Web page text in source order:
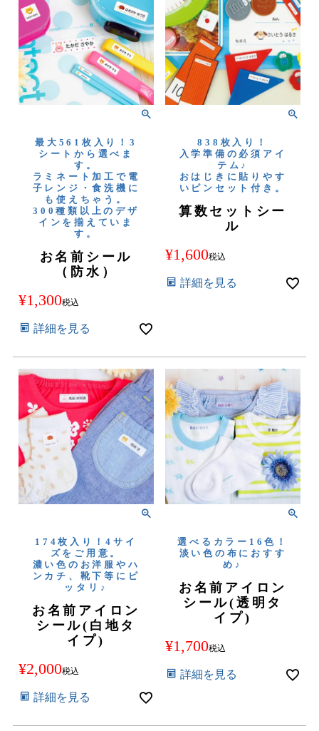
最大561枚入り！3
シートから選べま
す。
ラミネート加工で電
子レンジ・食洗機に
も使えちゃう。
300種類以上のデザ
インを揃えていま
す。
お名前シール
（防水）
¥1,300税込
詳細を見る
838枚入り！
入学準備の必須アイ
テム♪
おはじきに貼りやす
いピンセット付き。
算数セットシー
ル
¥1,600税込
詳細を見る
174枚入り！4サイ
ズをご用意。
濃い色のお洋服やハ
ンカチ、靴下等にピ
ッタリ♪
お名前アイロン
シール(白地タ
イプ)
¥2,000税込
詳細を見る
選べるカラー16色！
淡い色の布におすす
め♪
お名前アイロン
シール(透明タ
イプ)
¥1,700税込
詳細を見る